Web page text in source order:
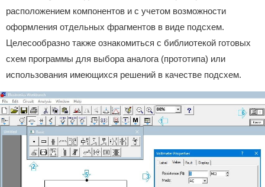
расположением компонентов и с учетом возможности
оформления отдельных фрагментов в виде подсхем.
Целесообразно также ознакомиться с библиотекой готовых
схем программы для выбора аналога (прототипа) или
использования имеющихся решений в качестве подсхем.